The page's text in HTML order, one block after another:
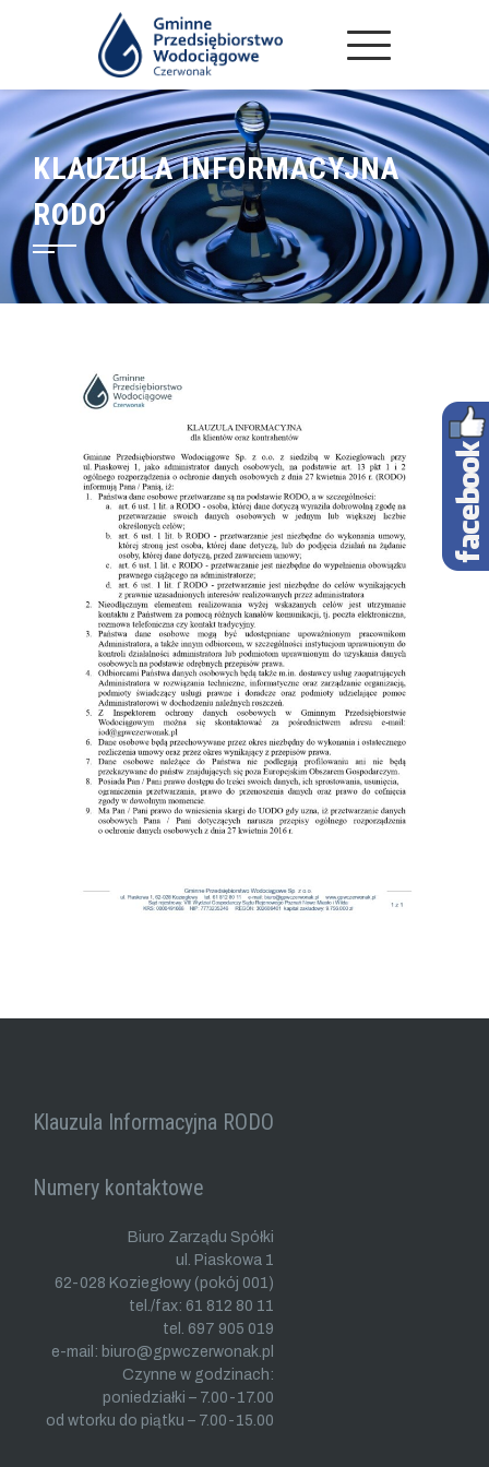
KLAUZULA INFORMACYJNA
RODO
Klauzula Informacyjna RODO
Numery kontaktowe
Biuro Zarządu Spółki
ul. Piaskowa 1
62-028 Koziegłowy (pokój 001)
tel./fax: 61 812 80 11
tel. 697 905 019
e-mail: biuro@gpwczerwonak.pl
Czynne w godzinach:
poniedziałki – 7.00-17.00
od wtorku do piątku – 7.00-15.00